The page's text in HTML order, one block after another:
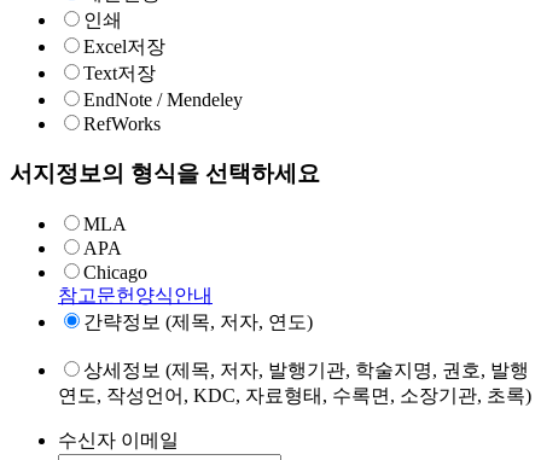
인쇄
Excel저장
Text저장
EndNote / Mendeley
RefWorks
서지정보의 형식을 선택하세요
MLA
APA
Chicago
참고문헌양식안내
간략정보 (제목, 저자, 연도)
상세정보 (제목, 저자, 발행기관, 학술지명, 권호, 발행
연도, 작성언어, KDC, 자료형태, 수록면, 소장기관, 초록)
수신자 이메일